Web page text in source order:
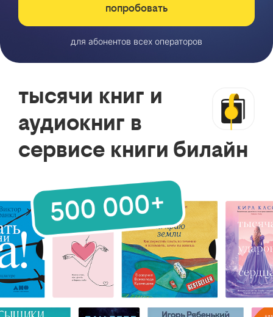
попробовать
для абонентов всех операторов
тысячи книг и
аудиокниг в
сервисе книги билайн